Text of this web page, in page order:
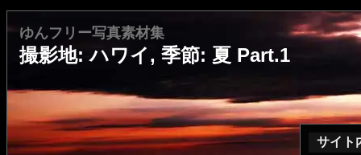
ゆんフリー写真素材集
撮影地: ハワイ, 季節: 夏 Part.1
サイト